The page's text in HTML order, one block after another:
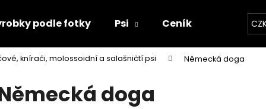
podle fotky Psi Ceník Kontakty
knírači, molossoidní a salašničtí psi Německá doga
doga
Co potřebujete najít?